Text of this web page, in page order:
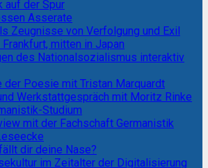
auf der Spur
Asserate
Zeugnisse von Verfolgung und Exil
mitten in Japan
des Nationalsozialismus interaktiv
der Poesie mit Tristan Marquardt
Werkstattgespräch mit Moritz Rinke
Studium
mit der Fachschaft Germanistik
dir deine Nase?
im Zeitalter der Digitalisierung